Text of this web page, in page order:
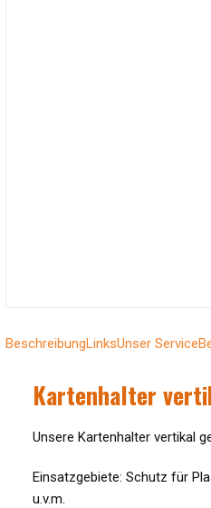
BeschreibungLinksUnser Service
Kartenhalter
Unsere Kartenhalter vertikal
Einsatzgebiete: Schutz für
u.v.m.